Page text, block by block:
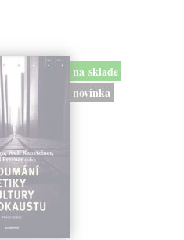
na sklade
novinka